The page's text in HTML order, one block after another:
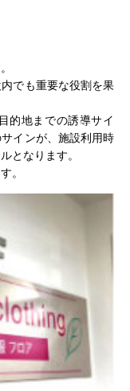
でも重要な役割を果
的地までの誘導サイ
インが、施設利用時
となります。
。